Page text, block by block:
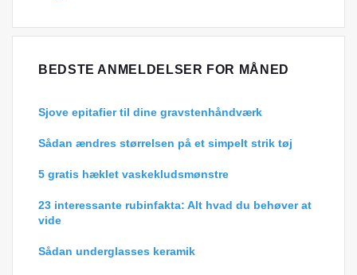
BEDSTE ANMELDELSER FOR MÅNED
Sjove epitafier til dine gravstenhåndværk
Sådan ændres størrelsen på et simpelt strik tøj
5 gratis hæklet vaskekludsmønstre
23 interessante rubinfakta: Alt hvad du behøver at
vide
Sådan underglasses keramik